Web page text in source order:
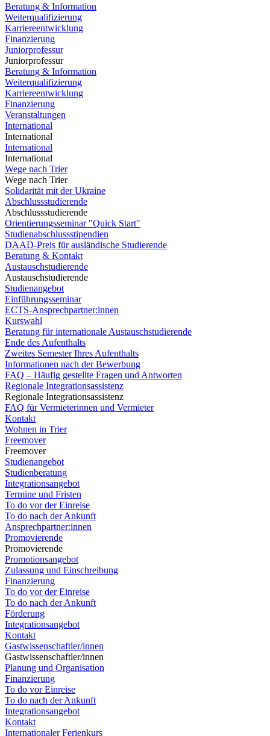
Beratung & Information
Weiterqualifizierung
Karriereentwicklung
Finanzierung
Juniorprofessur
Juniorprofessur
Beratung & Information
Weiterqualifizierung
Karriereentwicklung
Finanzierung
Veranstaltungen
International
International
International
International
Wege nach Trier
Wege nach Trier
Solidarität mit der Ukraine
Abschlussstudierende
Abschlussstudierende
Orientierungsseminar "Quick Start"
Studienabschlussstipendien
DAAD-Preis für ausländische Studierende
Beratung & Kontakt
Austauschstudierende
Austauschstudierende
Studienangebot
Einführungsseminar
ECTS-Ansprechpartner:innen
Kurswahl
Beratung für internationale Austauschstudierende
Ende des Aufenthalts
Zweites Semester Ihres Aufenthalts
Informationen nach der Bewerbung
FAQ – Häufig gestellte Fragen und Antworten
Regionale Integrationsassistenz
Regionale Integrationsassistenz
FAQ für Vermieterinnen und Vermieter
Kontakt
Wohnen in Trier
Freemover
Freemover
Studienangebot
Studienberatung
Integrationsangebot
Termine und Fristen
To do vor der Einreise
To do nach der Ankunft
Ansprechpartner:innen
Promovierende
Promovierende
Promotionsangebot
Zulassung und Einschreibung
Finanzierung
To do vor der Einreise
To do nach der Ankunft
Förderung
Integrationsangebot
Kontakt
Gastwissenschaftler/innen
Gastwissenschaftler/innen
Planung und Organisation
Finanzierung
To do vor Einreise
To do nach der Ankunft
Integrationsangebot
Kontakt
Internationaler Ferienkurs